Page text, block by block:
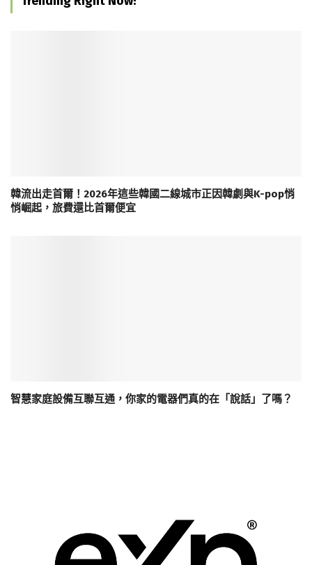
韓流出走首爾！2026年這些韓國二線城市正因韓劇與K-pop悄
悄崛起，旅費還比首爾便宜
智慧家庭設備互聯互通，你家的電器們真的在「說話」了嗎？